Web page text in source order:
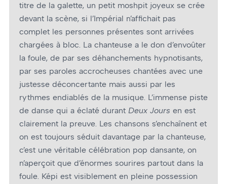
titre de la galette, un petit moshpit joyeux se crée
devant la scène, si l’Impérial n’affichait pas
complet les personnes présentes sont arrivées
chargées à bloc. La chanteuse a le don d’envoûter
la foule, de par ses déhanchements hypnotisants,
par ses paroles accrocheuses chantées avec une
justesse déconcertante mais aussi par les
rythmes endiablés de la musique. L’immense piste
de danse qui a éclaté durant Deux Jours en est
clairement la preuve. Les chansons s’enchaînent et
on est toujours séduit davantage par la chanteuse,
c’est une véritable célébration pop dansante, on
n’aperçoit que d’énormes sourires partout dans la
foule. Képi est visiblement en pleine possession